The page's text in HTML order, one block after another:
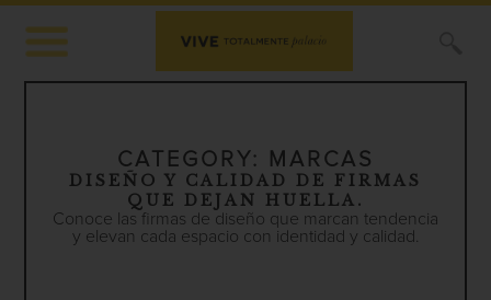
CATEGORY: MARCAS
DISEÑO Y CALIDAD DE FIRMAS
QUE DEJAN HUELLA.
Conoce las firmas de diseño que marcan tendencia
y elevan cada espacio con identidad y calidad.